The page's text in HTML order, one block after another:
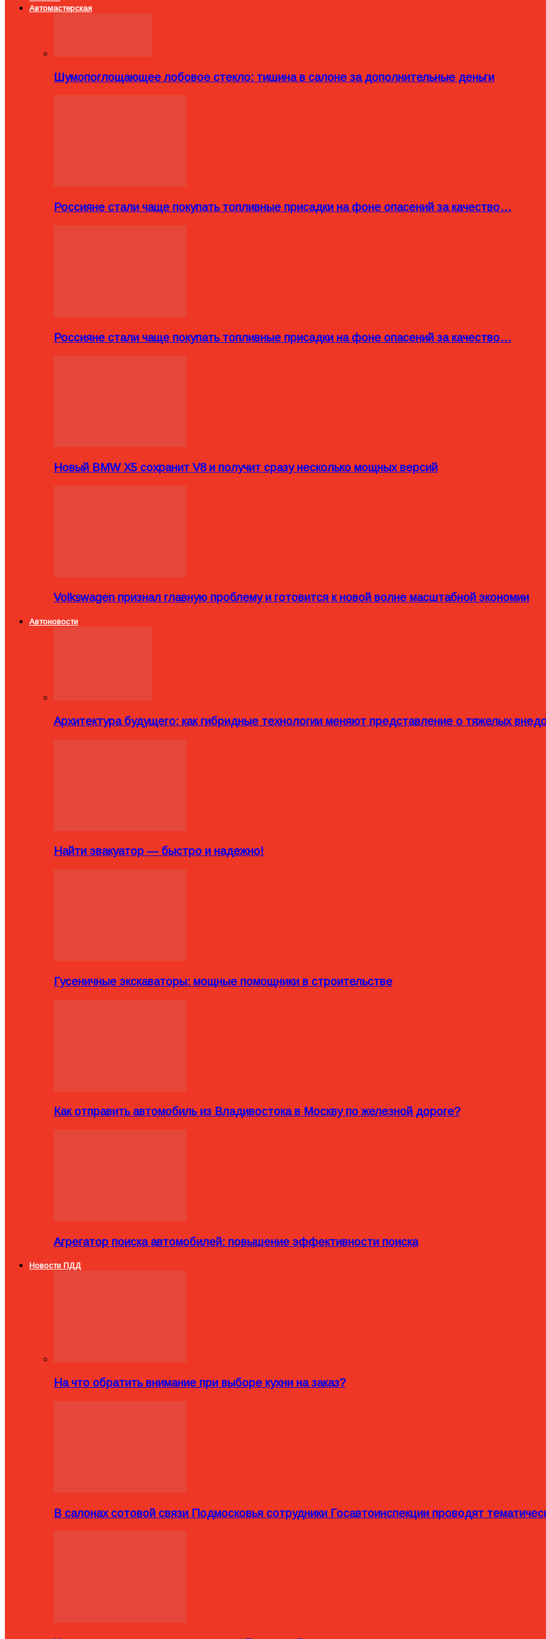
Автомастерская
Шумопоглощающее лобовое стекло: тишина в салоне за дополнительные деньги
Россияне стали чаще покупать топливные присадки на фоне опасений за качество…
Россияне стали чаще покупать топливные присадки на фоне опасений за качество…
Новый BMW X5 сохранит V8 и получит сразу несколько мощных версий
Volkswagen признал главную проблему и готовится к новой волне масштабной экономии
Автоновости
Архитектура будущего: как гибридные технологии меняют представление о тяжелых
Найти эвакуатор — быстро и надежно!
Гусеничные экскаваторы: мощные помощники в строительстве
Как отправить автомобиль из Владивостока в Москву по железной дороге?
Агрегатор поиска автомобилей: повышение эффективности поиска
Новости ПДД
На что обратить внимание при выборе кухни на заказ?
В салонах сотовой связи Подмосковья сотрудники Госавтоинспекции проводят